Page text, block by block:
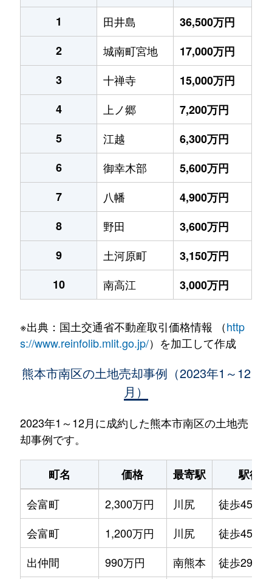
1
田井島
36,500万円
2
城南町宮地
17,000万円
3
十禅寺
15,000万円
4
上ノ郷
7,200万円
5
江越
6,300万円
6
御幸木部
5,600万円
7
八幡
4,900万円
8
野田
3,600万円
9
土河原町
3,150万円
10
南高江 3,000万円
※出典：国土交通省不動産取引価格情報 （http
s://www.reinfolib.mlit.go.jp/）を加工して作成
熊本市南区の土地売却事例（2023年1～12
月）
2023年1～12月に成約した熊本市南区の土地売
却事例です。
町名 価格 最寄駅
駅徒歩
会富町
2,300万円 川尻
徒歩45分
会富町
1,200万円 川尻
徒歩45分
出仲間
990万円 南熊本
徒歩29分